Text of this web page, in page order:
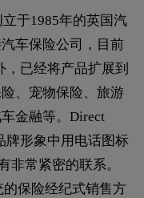
于1985年的英国汽
车保险公司，目前
，已经将产品扩展到
、宠物保险、旅游
金融等。Direct
牌形象中用电话图标
非常紧密的联系。
的保险经纪式销售方